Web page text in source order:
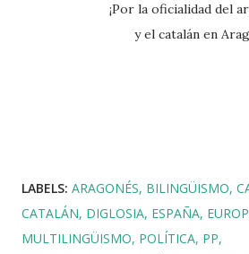
¡Por la oficialidad del
y el catalán en
LABELS: ARAGONÉS BILINGÜISMO
CATALÁN DIGLOSIA ESPAÑA
MULTILINGÜISMO POLÍTICA PP